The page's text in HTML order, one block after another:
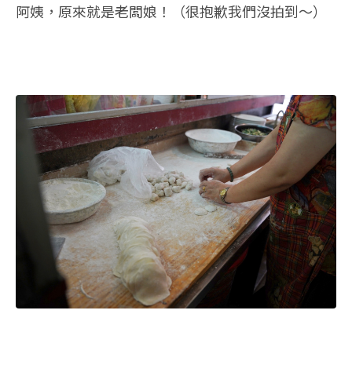
阿姨，原來就是老闆娘！（很抱歉我們沒拍到～）